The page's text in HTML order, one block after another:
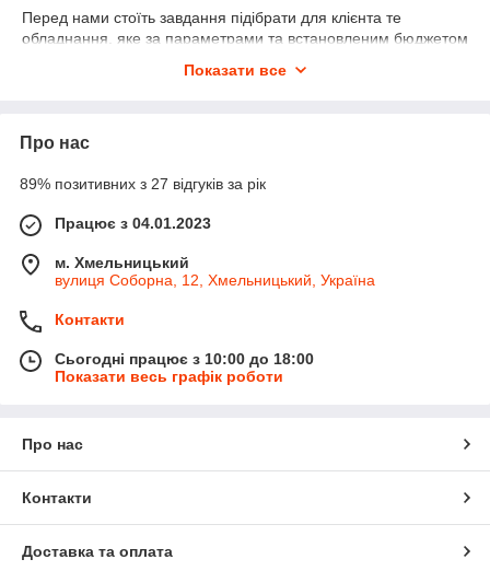
Перед нами стоїть завдання підібрати для клієнта те
обладнання, яке за параметрами та встановленим бюджетом
Наявність п'яти складів у різних містах України, з яких можна
Ми пропонуємо клієнтам:
• Індивідуальний підбір та професійна консультація
(безкоштовно)
• Безкоштовний прорахунок установки сонячних панелей і їх
монтажу
Кривий Ріг, Дніпро, Хмельницький.
• Можливість доставки на об'єкт. Адресна доставка нашим
Показати все
Про нас
89% позитивних з 27 відгуків за рік
Працює з 04.01.2023
м. Хмельницький
вулиця Соборна, 12, Хмельницький, Україна
Контакти
Сьогодні працює з 10:00 до 18:00
Показати весь графік роботи
Про нас
Контакти
Доставка та оплата